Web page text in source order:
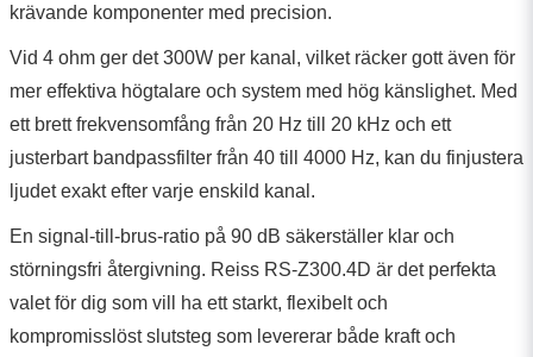
krävande komponenter med precision.
Vid 4 ohm ger det 300W per kanal, vilket räcker gott även för
mer effektiva högtalare och system med hög känslighet. Med
ett brett frekvensomfång från 20 Hz till 20 kHz och ett
justerbart bandpassfilter från 40 till 4000 Hz, kan du finjustera
ljudet exakt efter varje enskild kanal.
En signal-till-brus-ratio på 90 dB säkerställer klar och
störningsfri återgivning. Reiss RS-Z300.4D är det perfekta
valet för dig som vill ha ett starkt, flexibelt och
kompromisslöst slutsteg som levererar både kraft och